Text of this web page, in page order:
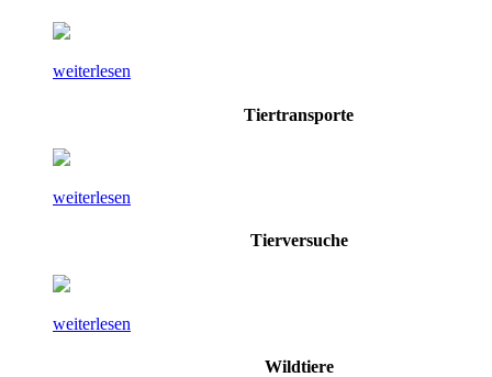
weiterlesen
Tiertransporte
weiterlesen
Tierversuche
weiterlesen
Wildtiere